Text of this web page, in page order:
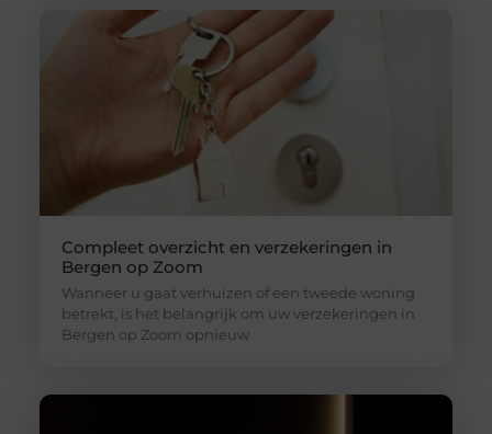
Compleet overzicht en verzekeringen in
Bergen op Zoom
Wanneer u gaat verhuizen of een tweede woning
betrekt, is het belangrijk om uw verzekeringen in
Bergen op Zoom opnieuw